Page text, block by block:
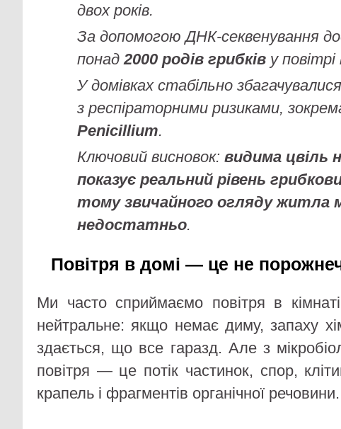
двох років.
За допомогою ДНК-секвенування
понад2000 родів грибків у
У домівках стабільно
з респіраторними ризиками,
Penicillium.
Ключовий висновок:видима цвіль
показує реальний рівень
тому звичайного огляду житла
недостатньо.
Повітря в домі — це не
Ми часто сприймаємо повітря в
нейтральне: якщо немає диму, запаху
здається, що все гаразд. Але з
повітря — це потік частинок, спор,
крапель і фрагментів органічної речовини.